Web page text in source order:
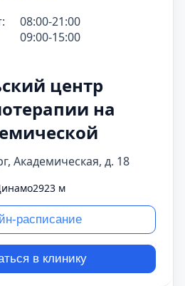
08:00-21:00
09:00-15:00
центр
на
Академическая, д. 18
2923 м
расписание
в клинику